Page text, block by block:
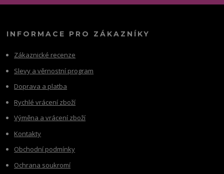
INFORMACE PRO ZÁKAZNÍKY
Zákaznické recenze
Slevy a věrnostní program
Doprava a platba
Rychlé vrácení zboží
Výměna a vrácení zboží
Kontakty
Obchodní podmínky
Ochrana soukromí